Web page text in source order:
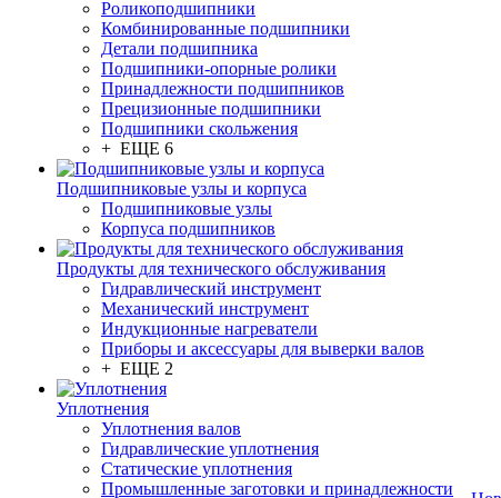
Роликоподшипники
Комбинированные подшипники
Детали подшипника
Подшипники-опорные ролики
Принадлежности подшипников
Прецизионные подшипники
Подшипники скольжения
+ ЕЩЕ 6
Подшипниковые узлы и корпуса
Подшипниковые узлы
Корпуса подшипников
Продукты для технического обслуживания
Гидравлический инструмент
Механический инструмент
Индукционные нагреватели
Приборы и аксессуары для выверки валов
+ ЕЩЕ 2
Уплотнения
Уплотнения валов
Гидравлические уплотнения
Статические уплотнения
Промышленные заготовки и принадлежности